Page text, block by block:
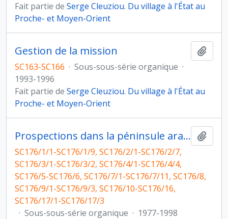
Fait partie de Serge Cleuziou. Du village à l'État au
Proche- et Moyen-Orient
Gestion de la mission
SC163-SC166 · Sous-sous-série organique ·
1993-1996
Fait partie de Serge Cleuziou. Du village à l'État au
Proche- et Moyen-Orient
Prospections dans la péninsule arabique
SC176/1/1-SC176/1/9, SC176/2/1-SC176/2/7,
SC176/3/1-SC176/3/2, SC176/4/1-SC176/4/4,
SC176/5-SC176/6, SC176/7/1-SC176/7/11, SC176/8,
SC176/9/1-SC176/9/3, SC176/10-SC176/16,
SC176/17/1-SC176/17/3
· Sous-sous-série organique · 1977-1998